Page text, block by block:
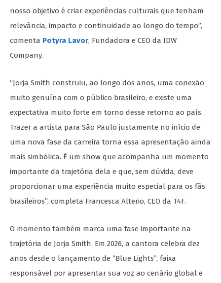
nosso objetivo é criar experiências culturais que tenham
relevância, impacto e continuidade ao longo do tempo”,
comenta Potyra Lavor, Fundadora e CEO da IDW
Company.
“Jorja Smith construiu, ao longo dos anos, uma conexão
muito genuína com o público brasileiro, e existe uma
expectativa muito forte em torno desse retorno ao país.
Trazer a artista para São Paulo justamente no início de
uma nova fase da carreira torna essa apresentação ainda
mais simbólica. É um show que acompanha um momento
importante da trajetória dela e que, sem dúvida, deve
proporcionar uma experiência muito especial para os fãs
brasileiros”, completa Francesca Alterio, CEO da T4F.
O momento também marca uma fase importante na
trajetória de Jorja Smith. Em 2026, a cantora celebra dez
anos desde o lançamento de “Blue Lights”, faixa
responsável por apresentar sua voz ao cenário global e